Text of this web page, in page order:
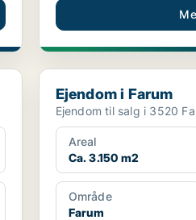
Ejendom i Farum
Ejendom i Farum
Ejendom til salg i 3520
Areal
Ca. 3.150 m2
Område
Farum